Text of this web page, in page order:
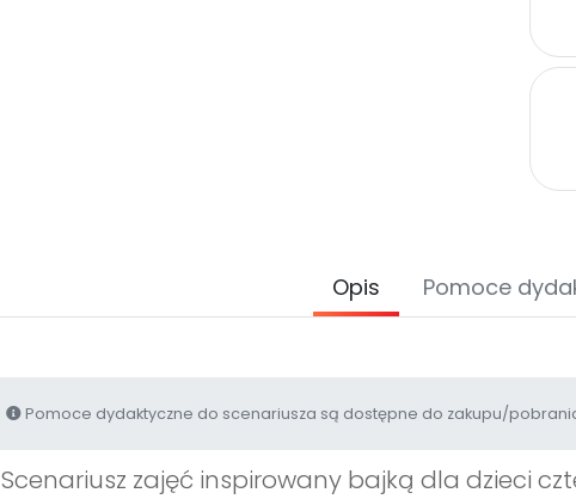
Opis Pomoce
Pomoce dydaktyczne do scenariusza są dostępne do zakupu/
Scenariusz zajęć inspirowany bajką dla dzieci